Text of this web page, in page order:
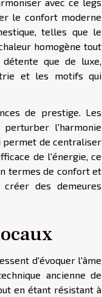
le confort moderne
telles que le
homogène tout
que de luxe,
et les motifs qui
de prestige. Les
l'harmonie
permet de centraliser
de l'énergie, ce
termes de confort et
des demeures
d'évoquer l'âme
ancienne de
en étant résistant à